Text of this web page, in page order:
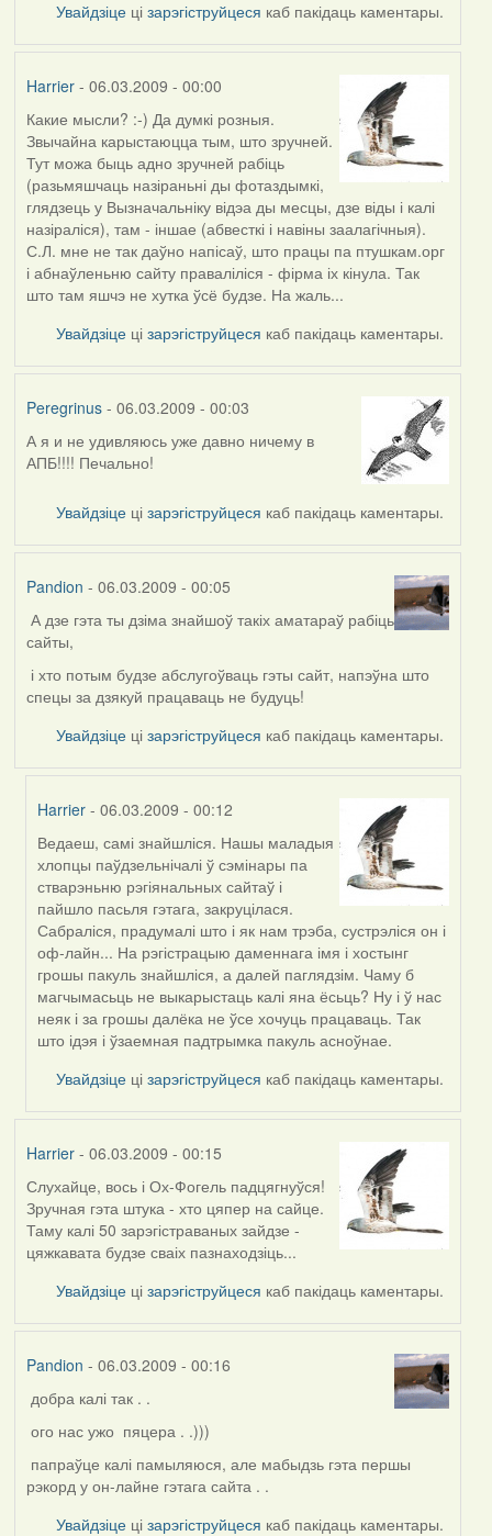
Увайдзіце цізарэгіструйцеся каб пакідаць каментары.
Harrier- 06.03.2009 - 00:00
Какие мысли? :-) Да думкі розныя.
Звычайна карыстаюцца тым, што зручней.
Тут можа быць адно зручней рабіць
(разьмяшчаць назіраньні ды фотаздымкі,
глядзець у Вызначальніку відэа ды месцы, дзе віды і калі
назіраліся), там - іншае (абвесткі і навіны заалагічныя).
С.Л. мне не так даўно напісаў, што працы па птушкам.орг
і абнаўленьню сайту праваліліся - фірма іх кінула. Так
што там яшчэ не хутка ўсё будзе. На жаль...
Увайдзіце цізарэгіструйцеся каб пакідаць каментары.
Peregrinus- 06.03.2009 - 00:03
А я и не удивляюсь уже давно ничему в
АПБ!!!! Печально!
Увайдзіце цізарэгіструйцеся каб пакідаць каментары.
Pandion - 06.03.2009 - 00:05
А дзе гэта ты дзіма знайшоў такіх аматараў рабіць
сайты,
і хто потым будзе абслугоўваць гэты сайт, напэўна што
спецы за дзякуй працаваць не будуць!
Увайдзіце цізарэгіструйцеся каб пакідаць каментары.
Harrier - 06.03.2009 - 00:12
In
reply
to
by
Pandion
Ведаеш, самі знайшліся. Нашы маладыя
хлопцы паўдзельнічалі ў сэмінары па
стварэньню рэгіянальных сайтаў і
пайшло пасьля гэтага, закруцілася.
Сабраліся, прадумалі што і як нам трэба, сустрэліся он і
оф-лайн... На рэгістрацыю даменнага імя і хостынг
грошы пакуль знайшліся, а далей паглядзім. Чаму б
магчымасьць не выкарыстаць калі яна ёсьць? Ну і ў нас
неяк і за грошы далёка не ўсе хочуць працаваць. Так
што ідэя і ўзаемная падтрымка пакуль асноўнае.
Увайдзіце цізарэгіструйцеся каб пакідаць каментары.
Harrier- 06.03.2009 - 00:15
Слухайце, вось і Ох-Фогель падцягнуўся!
Зручная гэта штука - хто цяпер на сайце.
Таму калі 50 зарэгістраваных зайдзе -
цяжкавата будзе сваіх пазнаходзіць...
Увайдзіце цізарэгіструйцеся каб пакідаць каментары.
Pandion - 06.03.2009 - 00:16
добра калі так . .
ого нас ужо пяцера . .)))
папраўце калі памыляюся, але мабыдзь гэта першы
рэкорд у он-лайне гэтага сайта . .
Увайдзіце цізарэгіструйцеся каб пакідаць каментары.